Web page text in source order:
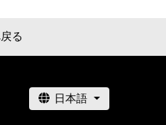
of this collectible NFT item
obtain “Merry Christmas Mr.
benefit for this NFT is the
version of “Merry Christmas
ら販売代金として受領した金額
る